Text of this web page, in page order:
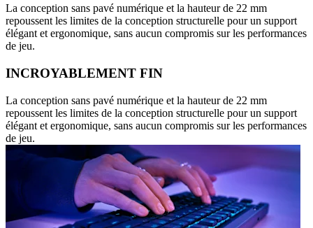
La conception sans pavé numérique et la hauteur de 22 mm
repoussent les limites de la conception structurelle pour un support
élégant et ergonomique, sans aucun compromis sur les performances
de jeu.
INCROYABLEMENT FIN
La conception sans pavé numérique et la hauteur de 22 mm
repoussent les limites de la conception structurelle pour un support
élégant et ergonomique, sans aucun compromis sur les performances
de jeu.